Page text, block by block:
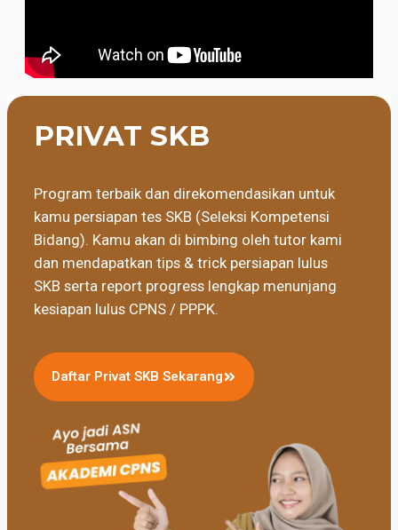
PRIVAT SKB
Program terbaik dan direkomendasikan untuk
kamu persiapan tes SKB (Seleksi Kompetensi
Bidang). Kamu akan di bimbing oleh tutor kami
dan mendapatkan tips & trick persiapan lulus
SKB serta report progress lengkap menunjang
kesiapan lulus CPNS / PPPK.
Daftar Privat SKB Sekarang